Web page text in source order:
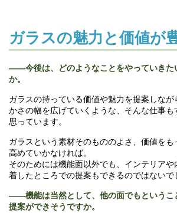
ガラスの魅力と価値が
――今後は、どのようなことをやっていきた
か。
ガラスの持っている価値や魅力を提案しな
かさの幅を広げていくような、そんな仕事も
思っています。
ガラスという素材そのもののよさ、価値をも
高めていかなければ。
そのためには機能面以外でも、インテリア
着したところでの提案もできるのではないで
――機能は当然として、他の面でもというこ
提案ができそうですか。